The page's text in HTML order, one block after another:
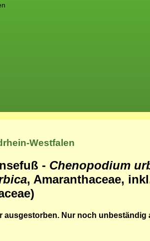
Westfalen
- Chenopodium
, Amaranthaceae,
ausgestorben. Nur noch unbeständig